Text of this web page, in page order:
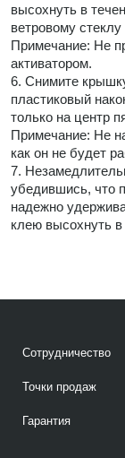
высохнуть в
ветровому
Примечание: Не
активатором.
6. Снимите
пластиковый
только на центр
Примечание: Не
как он не будет
7.
убедившись, что
надежно
клею высохнуть в
Сотрудничество
Точки продаж
Гарантия